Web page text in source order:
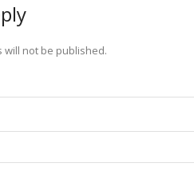
will not be published.